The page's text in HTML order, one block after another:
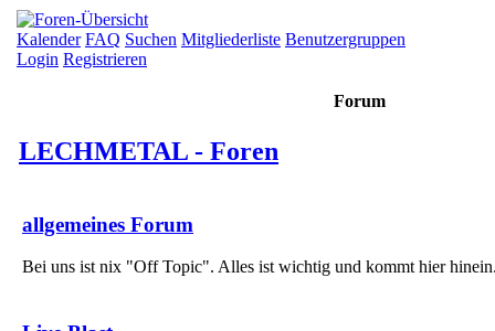
Kalender FAQ Suchen Mitgliederliste Benutzergruppen
Login Registrieren
Forum
LECHMETAL - Foren
allgemeines Forum
Bei uns ist nix "Off Topic". Alles ist wichtig und kommt hier